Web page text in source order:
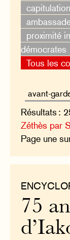
proximité
démocrates
Tous les
Résultats :
Zéthès par
Page une
75